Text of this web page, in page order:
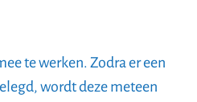
te werken. Zodra er een
wordt deze meteen